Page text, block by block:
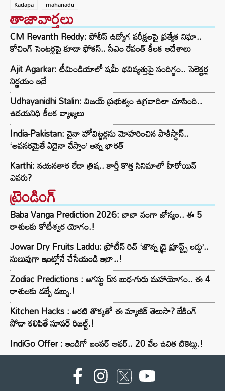
Kadapa
mahanadu
తాజావార్తలు
CM Revanth Reddy: పోలీస్ ఉద్యోగ పరీక్షలపై ప్రత్యేక నిఘా..
కోచింగ్ సెంటర్లపై కూడా ఫోకస్.. సీఎం రేవంత్ కీలక ఆదేశాలు
Ajit Agarkar: టీమిండియాలో షమీ భవిష్యత్తుపై సందిగ్ధం.. సెలెక్టర్ల
నిర్ణయం ఇదే
Udhayanidhi Stalin: విజయ్ ప్రభుత్వం ఉగ్రవాదిలా చూసింది..
ఉదయనిధి కీలక వ్యాఖ్యలు
India-Pakistan: చైనా హోవిట్జర్లను మోహరించిన పాకిస్థాన్..
‘అవసరమైతే ఏదైనా చేస్తాం’ అన్న భారత్
Karthi: నయనతార లేదా త్రిష.. కార్తీ కొత్త సినిమాలో హీరోయిన్
ఎవరు?
ట్రెండింగ్‌
Baba Vanga Prediction 2026: బాబా వంగా జోస్యం.. ఈ 5
రాశులకు కోటీశ్వర యోగం.!
Jowar Dry Fruits Laddu: ప్రోటీన్ రిచ్ ‘జొన్న డ్రై ఫ్రూప్ట్స్ లడ్డు’..
సులువుగా ఇంట్లోనే చేసేయండి ఇలా..!
Zodiac Predictions : ఆగస్టు 5న బుధ-గురు మహాయోగం.. ఈ 4
రాశులకు డబ్బే డబ్బు.!
Kitchen Hacks : అరటి తొక్కతో ఈ మ్యాజిక్ తెలుసా? బేకింగ్
సోడా కలిపితే సూపర్ రిజల్ట్.!
IndiGo Offer : ఇండిగో బంపర్ ఆఫర్.. 20 వేల ఉచిత టికెట్లు.!